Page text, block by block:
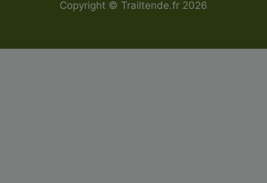
Copyright © Trailtende.fr 2026